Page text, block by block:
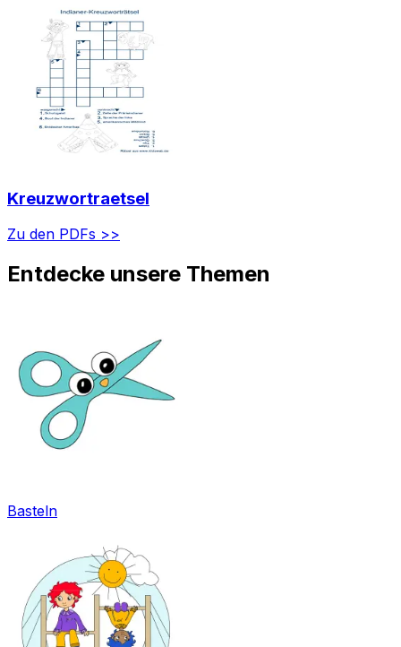
Kreuzwortraetsel
Zu den PDFs >>
Entdecke unsere Themen
Basteln